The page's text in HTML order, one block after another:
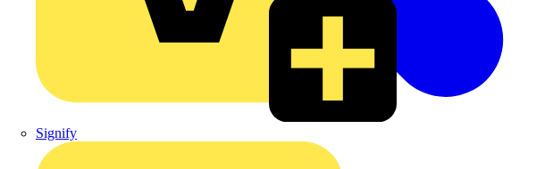
Signify